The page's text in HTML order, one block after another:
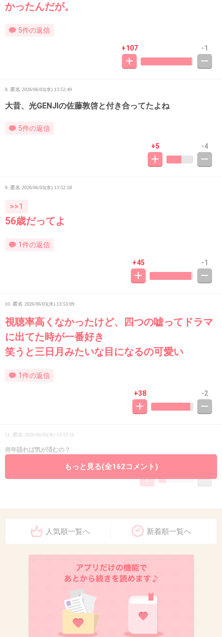
かったんだが。
5件の返信
+107 -1
8. 匿名 2026/06/03(水) 13:52:49
大昔、光GENJIの佐藤敦啓と付き合ってたよね
5件の返信
+5 -4
9. 匿名 2026/06/03(水) 13:52:58
>>1
56歳だってよ
1件の返信
+45 -1
10. 匿名 2026/06/03(水) 13:53:09
視聴率高くなかったけど、四つの嘘ってドラマ
に出てた時が一番好き
笑うと三日月みたいな目になるの可愛い
1件の返信
+38 -2
11. 匿名 2026/06/03(水) 13:53:16
何年語れば気が済むの？
+4
お寿司のドラマ面白い！
毎週泣けて何かに挑戦してみたくなるドラマ
2026/06/03(水) 13:53:23
20年前の大河ドラマ功名が辻で秀吉の妻の役だったよね？
もっと見る(全162コメント)
人気順一覧へ 新着順一覧へ